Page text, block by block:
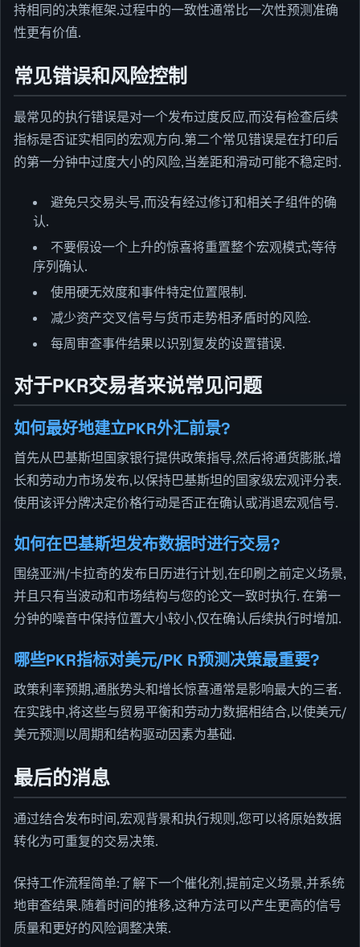
持相同的决策框架.过程中的一致性通常比一次性预测准确
性更有价值.
常见错误和风险控制
最常见的执行错误是对一个发布过度反应,而没有检查后续
指标是否证实相同的宏观方向.第二个常见错误是在打印后
的第一分钟中过度大小的风险,当差距和滑动可能不稳定时.
避免只交易头号,而没有经过修订和相关子组件的确
认.
不要假设一个上升的惊喜将重置整个宏观模式;等待
序列确认.
使用硬无效度和事件特定位置限制.
减少资产交叉信号与货币走势相矛盾时的风险.
每周审查事件结果以识别复发的设置错误.
对于PKR交易者来说常见问题
如何最好地建立PKR外汇前景?
首先从巴基斯坦国家银行提供政策指导,然后将通货膨胀,增
长和劳动力市场发布,以保持巴基斯坦的国家级宏观评分表.
使用该评分牌决定价格行动是否正在确认或消退宏观信号.
如何在巴基斯坦发布数据时进行交易?
围绕亚洲/卡拉奇的发布日历进行计划,在印刷之前定义场景,
并且只有当波动和市场结构与您的论文一致时执行. 在第一
分钟的噪音中保持位置大小较小,仅在确认后续执行时增加.
哪些PKR指标对美元/PK R预测决策最重要?
政策利率预期,通胀势头和增长惊喜通常是影响最大的三者.
在实践中,将这些与贸易平衡和劳动力数据相结合,以使美元/
美元预测以周期和结构驱动因素为基础.
最后的消息
通过结合发布时间,宏观背景和执行规则,您可以将原始数据
转化为可重复的交易决策.
保持工作流程简单:了解下一个催化剂,提前定义场景,并系统
地审查结果.随着时间的推移,这种方法可以产生更高的信号
质量和更好的风险调整决策.